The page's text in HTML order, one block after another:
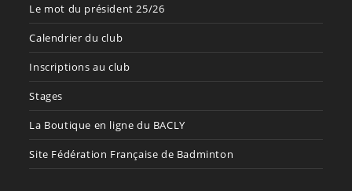
Le mot du président 25/26
Calendrier du club
Inscriptions au club
Stages
La Boutique en ligne du BACLY
Site Fédération Française de Badminton